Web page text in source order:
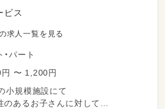
ビス
求人一覧を見る
パート
〜 1,200円
小規模施設にて
のあるお子さんに対して